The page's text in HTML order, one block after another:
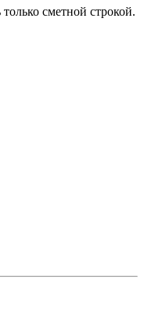
сметной строкой.